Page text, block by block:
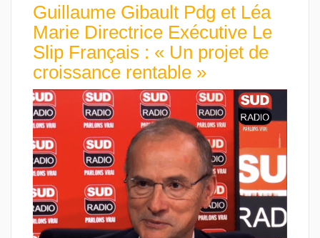
Guillaume Gibault Pdg et Léa
Marie Directrice Exécutive Le
Slip Français : « Un projet de
croissance rentable »